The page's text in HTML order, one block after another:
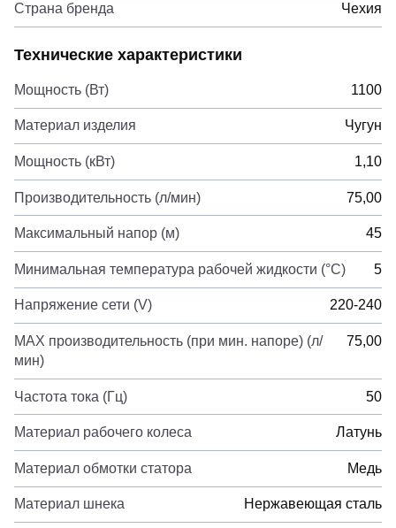
Страна бренда Чехия
Технические характеристики
Мощность (Вт) 1100
Материал изделия Чугун
Мощность (кВт) 1,10
Производительность (л/мин) 75,00
Максимальный напор (м) 45
Минимальная температура рабочей жидкости (°C) 5
Напряжение сети (V) 220-240
MAX производительность (при мин. напоре) (л/
мин)
75,00
Частота тока (Гц) 50
Материал рабочего колеса Латунь
Материал обмотки статора Медь
Материал шнека Нержавеющая сталь